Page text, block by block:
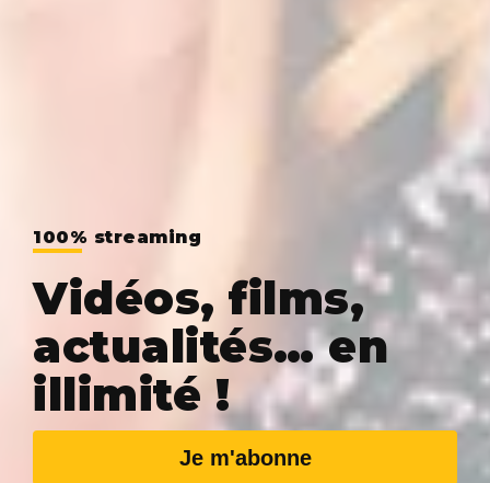
100% streaming
Vidéos, films,
actualités… en
illimité !
Je m'abonne